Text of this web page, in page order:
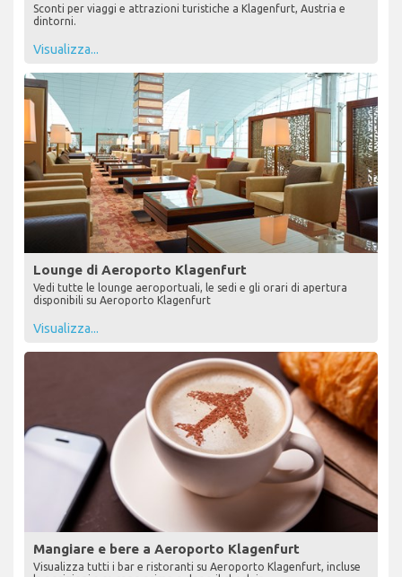
Sconti per viaggi e attrazioni turistiche a Klagenfurt, Austria e
dintorni.
Visualizza...
Lounge di Aeroporto Klagenfurt
Vedi tutte le lounge aeroportuali, le sedi e gli orari di apertura
disponibili su Aeroporto Klagenfurt
Visualizza...
Mangiare e bere a Aeroporto Klagenfurt
Visualizza tutti i bar e ristoranti su Aeroporto Klagenfurt, incluse